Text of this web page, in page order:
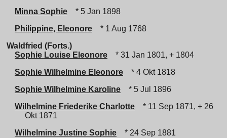
Minna Sophie
* 5 Jan 1898
Philippine, Eleonore
* 1 Aug 1768
Waldfried (Forts.)
Sophie Louise Eleonore
* 31 Jan 1801, + 1804
Sophie Wilhelmine Eleonore
* 4 Okt 1818
Sophie Wilhelmine Karoline
* 5 Jul 1896
Wilhelmine Friederike Charlotte
* 11 Sep 1871, + 26
Okt 1871
Wilhelmine Justine Sophie
* 24 Sep 1881